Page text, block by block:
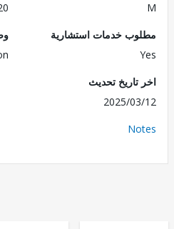
08/20
خدمات استشارية
وصلت
تحديث
2025/